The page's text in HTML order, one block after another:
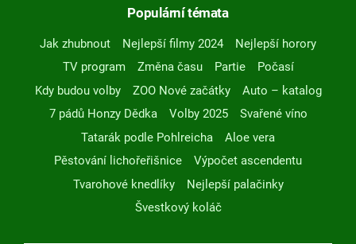
Populární témata
Jak zhubnout Nejlepší filmy 2024
Nejlepší horory
TV program
Změna času Partie
Počasí
Kdy budou volby
ZOO Nové začátky
Auto – katalog
7 pádů Honzy Dědka
Volby 2025
Svařené víno
Tatarák podle Pohlreicha
Aloe vera
Pěstování lichořeřišnice
Výpočet ascendentu
Tvarohové knedlíky
Nejlepší palačinky
Švestkový koláč